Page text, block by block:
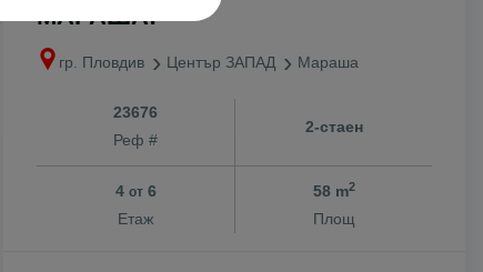
МАРАША!
гр. Пловдив Център ЗАПАД Мараша
23676
Реф #
2-стаен
4 от6
Етаж
58 m2
Площ